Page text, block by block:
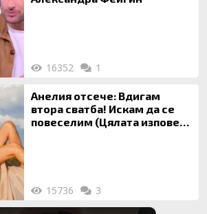
16352 1
Анелия отсече: Вдигам
втора сватба! Искам да се
повеселим (Цялата изповед
15736 3